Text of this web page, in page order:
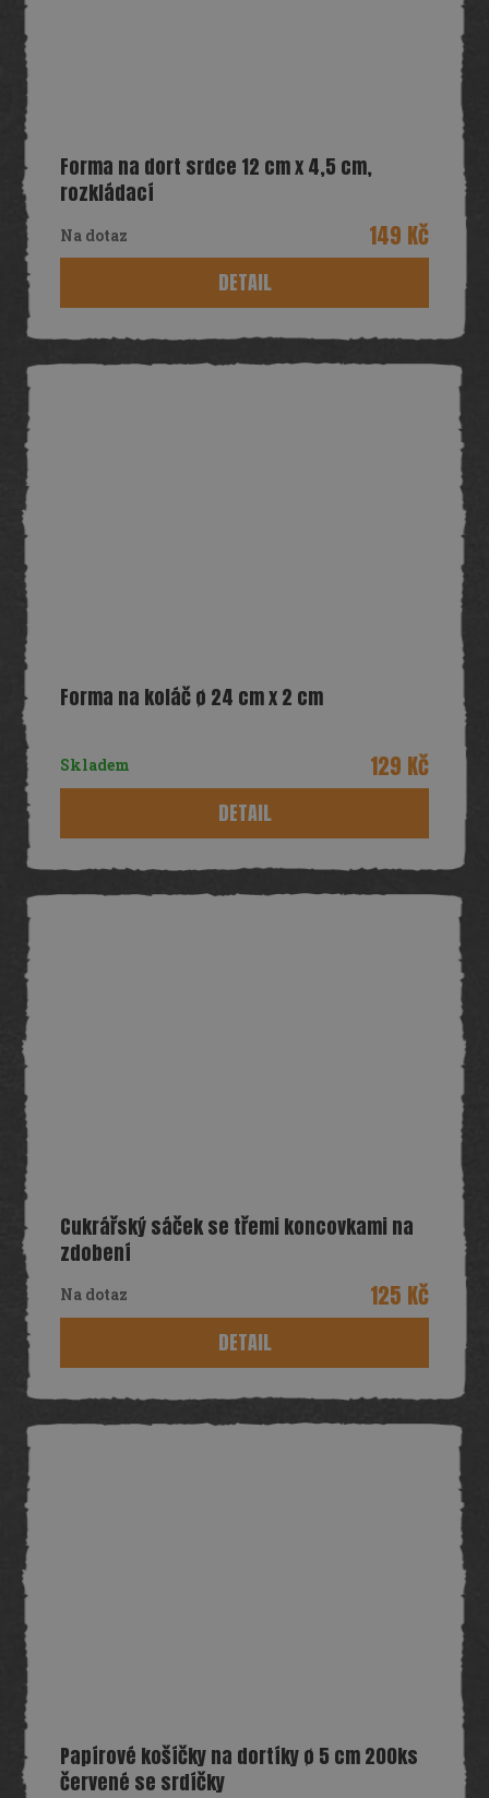
Forma na dort srdce 12 cm x 4,5 cm,
rozkládací
Na dotaz 149 Kč
DETAIL
Forma na koláč ø 24 cm x 2 cm
Skladem 129 Kč
DETAIL
Cukrářský sáček se třemi koncovkami na
zdobení
Na dotaz 125 Kč
DETAIL
Papírové košíčky na dortíky ø 5 cm 200ks
červené se srdíčky